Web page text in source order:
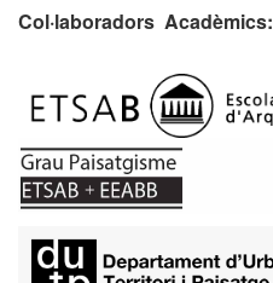
Col·laboradors Acadèmics: